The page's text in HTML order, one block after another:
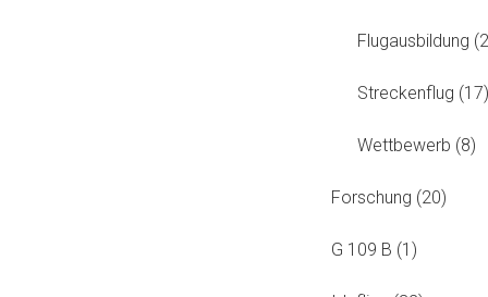
Flugausbildung
Streckenflug (17)
Wettbewerb (8)
Forschung (20)
G 109 B (1)